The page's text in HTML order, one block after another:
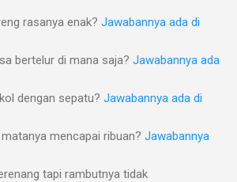
rasanya enak? Jawabannya ada di
bertelur di mana saja? Jawabannya ada
dengan sepatu? Jawabannya ada di
mencapai ribuan? Jawabannya
tapi rambutnya tidak